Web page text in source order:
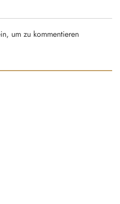
um zu kommentieren